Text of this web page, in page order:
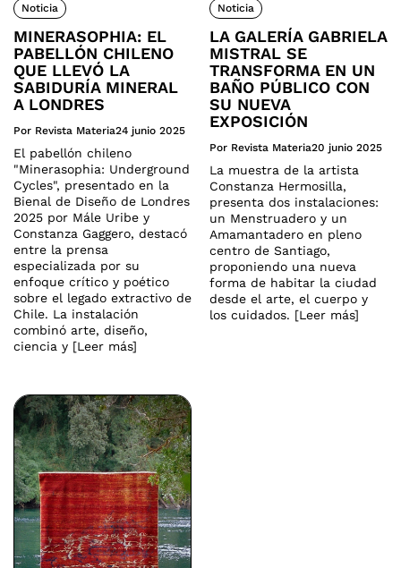
Noticia
MINERASOPHIA: EL
PABELLÓN CHILENO
QUE LLEVÓ LA
SABIDURÍA MINERAL
A LONDRES
Por Revista Materia24 junio 2025
El pabellón chileno
"Minerasophia: Underground
Cycles", presentado en la
Bienal de Diseño de Londres
2025 por Mále Uribe y
Constanza Gaggero, destacó
entre la prensa
especializada por su
enfoque crítico y poético
sobre el legado extractivo de
Chile. La instalación
combinó arte, diseño,
ciencia y [Leer más]
Noticia
LA GALERÍA GABRIELA
MISTRAL SE
TRANSFORMA EN UN
BAÑO PÚBLICO CON
SU NUEVA
EXPOSICIÓN
Por Revista Materia20 junio 2025
La muestra de la artista
Constanza Hermosilla,
presenta dos instalaciones:
un Menstruadero y un
Amamantadero en pleno
centro de Santiago,
proponiendo una nueva
forma de habitar la ciudad
desde el arte, el cuerpo y
los cuidados. [Leer más]